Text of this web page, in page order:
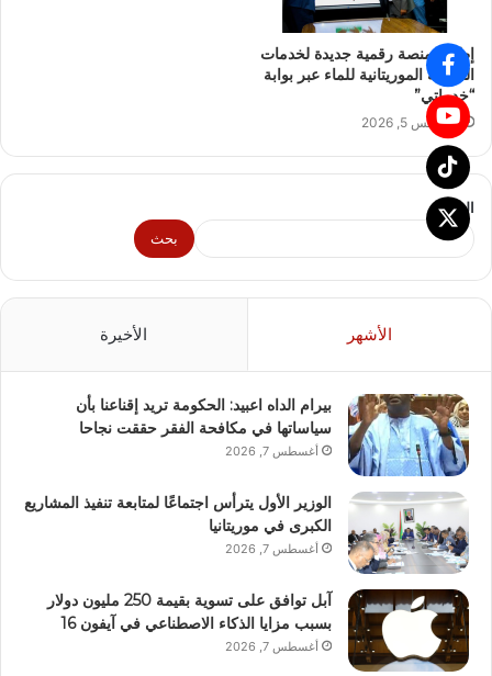
إطلاق منصة رقمية جديدة لخدمات
الشركة الموريتانية للماء عبر بوابة
“خدماتي”
أغسطس 5, 2026
البحث
بحث
الأشهر الأخيرة
بيرام الداه اعبيد: الحكومة تريد إقناعنا بأن
سياساتها في مكافحة الفقر حققت نجاحا
أغسطس 7, 2026
الوزير الأول يترأس اجتماعًا لمتابعة تنفيذ المشاريع
الكبرى في موريتانيا
أغسطس 7, 2026
آبل توافق على تسوية بقيمة 250 مليون دولار
بسبب مزايا الذكاء الاصطناعي في آيفون 16
أغسطس 7, 2026